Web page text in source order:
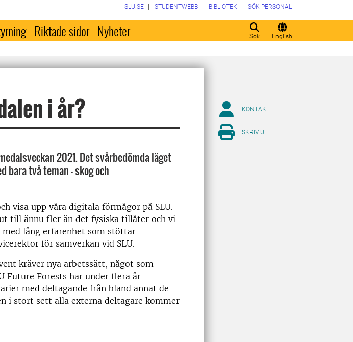
Sök English
SLU.SE STUDENTWEBB BIBLIOTEK SÖK PERSONAL
Riktade sidor Nyheter
i år?
2021. Det svårbedömda läget
bara två teman – skog och
visa upp våra digitala förmågor på SLU.
till ännu fler än det fysiska tillåter och vi
lång erfarenhet som stöttar
för samverkan vid SLU.
kräver nya arbetssätt, något som
Future Forests har under flera år
med deltagande från bland annat de
i stort sett alla externa deltagare kommer
KONTAKT
SKRIV UT